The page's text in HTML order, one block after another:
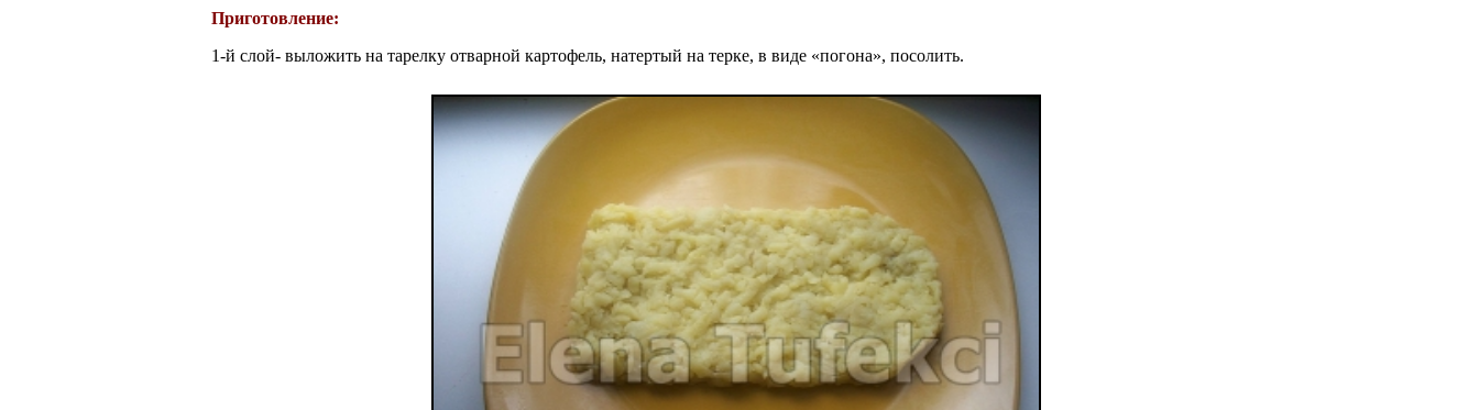
Приготовление:
1-й слой- выложить на тарелку отварной картофель, натертый на терке, в виде «погона», посолить.